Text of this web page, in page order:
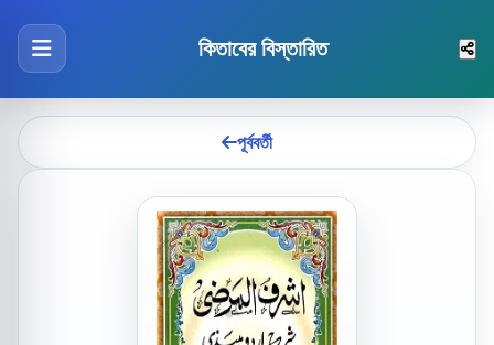
কিতাবের বিস্তারিত
পূর্ববর্তী